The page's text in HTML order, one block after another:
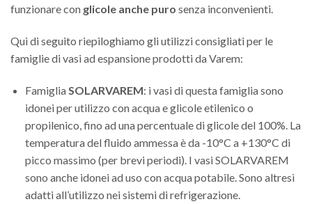
funzionare con glicole anche puro senza inconvenienti.
Qui di seguito riepiloghiamo gli utilizzi consigliati per le
famiglie di vasi ad espansione prodotti da Varem:
Famiglia SOLARVAREM: i vasi di questa famiglia sono
idonei per utilizzo con acqua e glicole etilenico o
propilenico, fino ad una percentuale di glicole del 100%. La
temperatura del fluido ammessa è da -10°C a +130°C di
picco massimo (per brevi periodi). I vasi SOLARVAREM
sono anche idonei ad uso con acqua potabile. Sono altresì
adatti all’utilizzo nei sistemi di refrigerazione.